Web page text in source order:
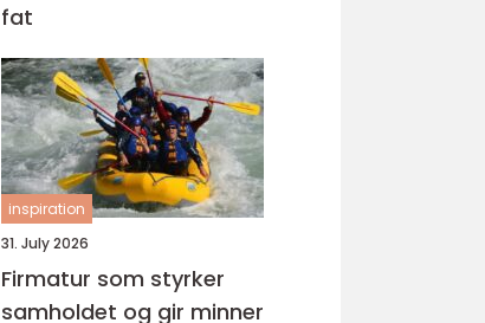
fat
inspiration
31. July 2026
Firmatur som styrker
samholdet og gir minner